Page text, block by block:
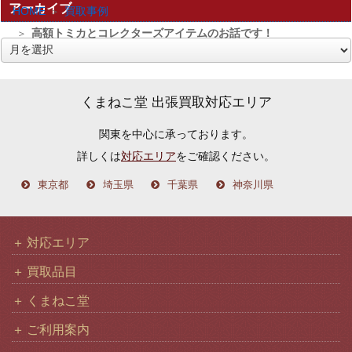
HOME
買取事例
高額トミカとコレクターズアイテムのお話です！
アーカイブ
くまねこ堂 出張買取対応エリア
関東を中心に承っております。
詳しくは対応エリアをご確認ください。
東京都 埼玉県 千葉県 神奈川県
対応エリア
買取品目
くまねこ堂
ご利用案内